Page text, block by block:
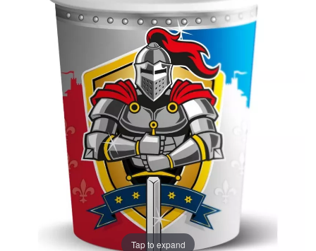
Tap to expand